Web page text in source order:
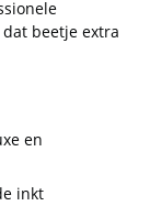
beetje extra
en
inkt